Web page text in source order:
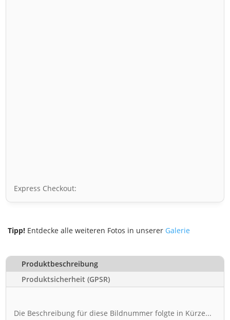
Express Checkout:
Tipp! Entdecke alle weiteren Fotos in unserer Galerie
Produktbeschreibung
Produktsicherheit (GPSR)
Die Beschreibung für diese Bildnummer folgte in Kürze...